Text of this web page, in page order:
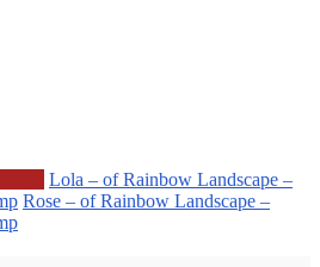
Lola – of Rainbow Landscape –
Rose – of Rainbow Landscape –